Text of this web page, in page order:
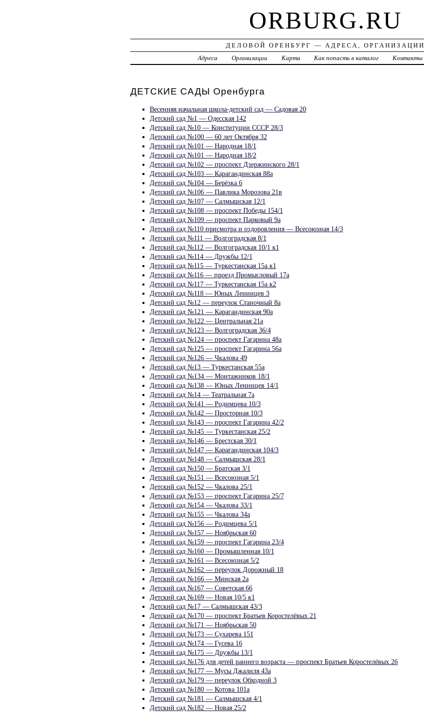
ORBURG.RU
ДЕЛОВОЙ ОРЕНБУРГ — АДРЕСА, ОРГАНИЗАЦИИ
Адреса
Организации Карта Как попасть в каталог Контакты
ДЕТСКИЕ САДЫ Оренбурга
Весенняя начальная школа-детский сад — Садовая 20
Детский сад №1 — Одесская 142
Детский сад №10 — Конституции СССР 28/3
Детский сад №100 — 60 лет Октября 32
Детский сад №101 — Народная 18/1
Детский сад №101 — Народная 18/2
Детский сад №102 — проспект Дзержинского 28/1
Детский сад №103 — Карагандинская 88а
Детский сад №104 — Берёзка 6
Детский сад №106 — Павлика Морозова 21в
Детский сад №107 — Салмышская 12/1
Детский сад №108 — проспект Победы 154/1
Детский сад №109 — проспект Парковый 9а
Детский сад №110 присмотра и оздоровления — Всесоюзная 14/3
Детский сад №111 — Волгоградская 8/1
Детский сад №112 — Волгоградская 10/1 к1
Детский сад №114 — Дружбы 12/1
Детский сад №115 — Туркестанская 15а к1
Детский сад №116 — проезд Промысловый 17а
Детский сад №117 — Туркестанская 15а к2
Детский сад №118 — Юных Ленинцев 3
Детский сад №12 — переулок Станочный 8а
Детский сад №121 — Карагандинская 90а
Детский сад №122 — Центральная 21а
Детский сад №123 — Волгоградская 36/4
Детский сад №124 — проспект Гагарина 48а
Детский сад №125 — проспект Гагарина 56а
Детский сад №126 — Чкалова 49
Детский сад №13 — Туркестанская 55а
Детский сад №134 — Монтажников 18/1
Детский сад №138 — Юных Ленинцев 14/1
Детский сад №14 — Театральная 7а
Детский сад №141 — Родимцева 10/3
Детский сад №142 — Просторная 10/3
Детский сад №143 — проспект Гагарина 42/2
Детский сад №145 — Туркестанская 25/2
Детский сад №146 — Брестская 30/1
Детский сад №147 — Карагандинская 104/3
Детский сад №148 — Салмышская 28/1
Детский сад №150 — Братская 3/1
Детский сад №151 — Всесоюзная 5/1
Детский сад №152 — Чкалова 25/1
Детский сад №153 — проспект Гагарина 25/7
Детский сад №154 — Чкалова 33/1
Детский сад №155 — Чкалова 34а
Детский сад №156 — Родимцева 5/1
Детский сад №157 — Ноябрьская 60
Детский сад №159 — проспект Гагарина 23/4
Детский сад №160 — Промышленная 10/1
Детский сад №161 — Всесоюзная 5/2
Детский сад №162 — переулок Дорожный 18
Детский сад №166 — Минская 2а
Детский сад №167 — Советская 66
Детский сад №169 — Новая 10/5 к1
Детский сад №17 — Салмышская 43/3
Детский сад №170 — проспект Братьев Коростелёвых 21
Детский сад №171 — Ноябрьская 50
Детский сад №173 — Сухарева 151
Детский сад №174 — Гусева 16
Детский сад №175 — Дружбы 13/1
Детский сад №176 для детей раннего возраста — проспект Братьев Коростелёвых 26
Детский сад №177 — Мусы Джалиля 43а
Детский сад №179 — переулок Обходной 3
Детский сад №180 — Котова 101а
Детский сад №181 — Салмышская 4/1
Детский сад №182 — Новая 25/2